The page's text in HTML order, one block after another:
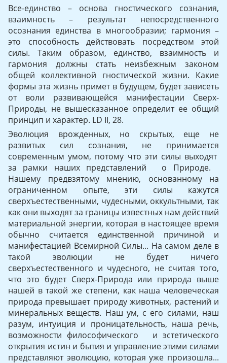
Все-единство – основа гностического сознания,
взаимность – результат непосредственного
осознания единства в многообразии; гармония –
это способность действовать посредством этой
силы. Таким образом, единство, взаимность и
гармония должны стать неизбежным законом
общей коллективной гностической жизни. Какие
формы эта жизнь примет в будущем, будет зависеть
от воли развивающейся манифестации Сверх-
Природы, не вышесказан­ное определит ее общий
принцип и характер. LD II, 28.
Эволюция врожденных, но скрытых, еще не
развитых сил соз­нания, не принимается
современным умом, потому что эти силы выходят
за рамки наших представлений о Природе.
Нашему предвзятому мнению, основанному на
ограниченном опыте, эти силы кажутся
сверхъестественными, чудесными, оккультными, так
как они выходят за границы известных нам действий
материаль­ной энергии, которая в настоящее время
обычно считается един­ственной причиной и
манифестацией Всемирной Силы... На самом деле в
такой эволюции не будет ничего
сверхъестественного и чу­десного, не считая того,
что это будет Сверх-Природа или природа выше
нашей в такой же степени, как наша человеческая
природа превышает природу животных, растений и
минеральных веществ. Наш ум, с его силами, наш
разум, интуиция и проницательность, наша речь,
возможности философического и эстетического
откры­тия истин и бытия и управление этими силами
представляют эво­люцию, которая уже произошла...